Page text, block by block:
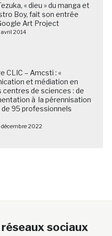
« dieu » du manga et
Boy, fait son entrée
Art Project
avril 2014
CLIC – Amcsti : «
et médiation en
centres de sciences : de
à la pérennisation
de 95 professionnels
décembre 2022
sociaux